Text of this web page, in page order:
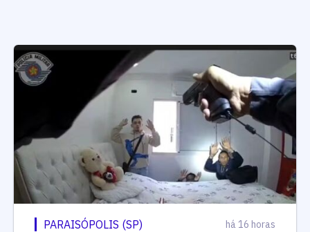
PARAISÓPOLIS (SP) há 16 horas